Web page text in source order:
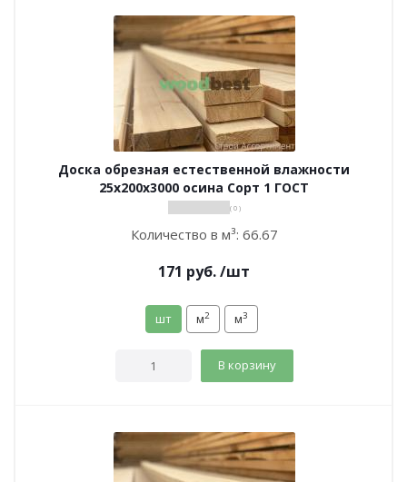
Доска обрезная естественной влажности
25х200х3000 осина Сорт 1 ГОСТ
( 0 )
Количество в м³: 66.67
171 руб./шт
шт м2 м3
В корзину